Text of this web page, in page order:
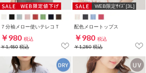
７分袖メロー使いテレコＴ
￥980 税込
￥1,480税込
WEB限定ｻｲｽﾞ[3L]
配色メロートップス
￥980 税込
￥1,280税込